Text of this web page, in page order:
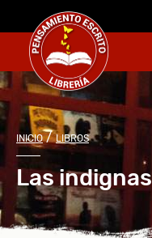
INICIO/LIBROS
Las indignas